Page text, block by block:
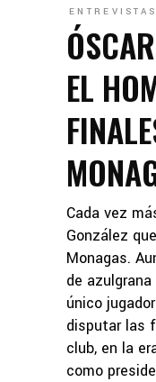
ENTREVISTAS
EL
Cada vez
González
Monagas.
de
único
disputar las
club, en la
como